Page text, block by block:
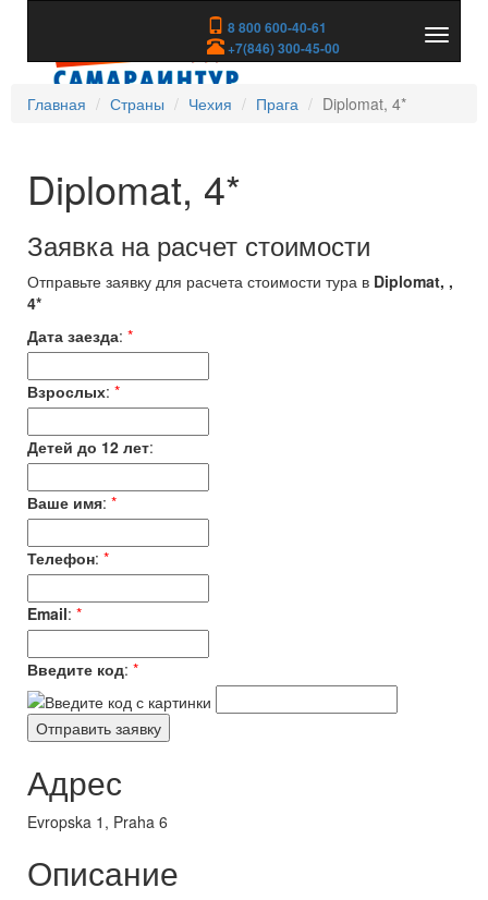
8 800 600-40-61
+7(846) 300-45-00
скрыть
Главная
Страны Чехия Прага Diplomat, 4*
Diplomat, 4*
Заявка на расчет стоимости
Отправьте заявку для расчета стоимости тура в Diplomat, ,
4*
Дата заезда: *
Взрослых: *
Детей до 12 лет:
Ваше имя: *
Телефон: *
Email: *
Введите код: *
Адрес
Evropska 1, Praha 6
Описание